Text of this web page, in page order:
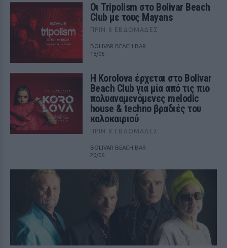
Οι Tripolism στο Bolivar Beach
Club με τους Mayans
ΠΡΙΝ 8 ΕΒΔΟΜΆΔΕΣ
BOLIVAR BEACH BAR
18/06
Η Korolova έρχεται στο Bolivar
Beach Club για μία από τις πιο
πολυαναμενόμενες melodic
house & techno βραδιές του
καλοκαιριού
ΠΡΙΝ 8 ΕΒΔΟΜΆΔΕΣ
BOLIVAR BEACH BAR
20/06